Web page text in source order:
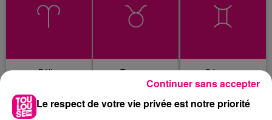
Bélier Taureau Gémeaux
Le respect de votre vie privée est notre priorité
Continuer sans accepter